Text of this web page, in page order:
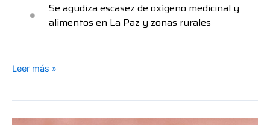
Se agudiza escasez de oxígeno medicinal y
alimentos en La Paz y zonas rurales
Leer más »